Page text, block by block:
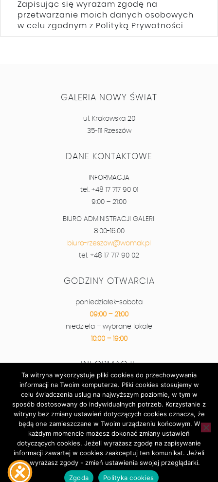
Zapisując się wyrażam zgodę na
przetwarzanie moich danych osobowych
w celu zgodnym z Polityką Prywatności.
GALERIA NOWY ŚWIAT
ul. Krakowska 20
35-111 Rzeszów
DANE KONTAKTOWE
INFORMACJA
tel. +48 17 717 90 01
9:00 – 21:00
BIURO ADMINISTRACJI GALERII
8:00-16:00
biuro-rzeszow@womak.pl
tel. +48 17 717 90 02
GODZINY OTWARCIA
poniedziałek-sobota
09:00 – 21:00
niedziela – wybrane lokale
10:00 – 19:00
INFORMACJE
Kontakt
Plan galerii
Super okazje
Wydarzenia
Parking
RODO
© 2026Centrum Handlowe Nowy Świat
Realizacja:PROFORMAT
Ta witryna wykorzystuje pliki cookies do przechowywania
informacji na Twoim komputerze. Pliki cookies stosujemy w
celu świadczenia usług na najwyższym poziomie, w tym w
sposób dostosowany do indywidualnych potrzeb. Korzystanie z
witryny bez zmiany ustawień dotyczących cookies oznacza, że
będą one zamieszczane w Twoim urządzeniu końcowym. W
każdym momencie możesz dokonać zmiany ustawień
dotyczących cookies. Jeżeli wyrażasz zgodę na zapisywanie
informacji zawartej w cookies zaakceptuj ten komunikat. Jeżeli
nie wyrażasz zgody - zmień ustawienia swojej przeglądarki.
Zgoda
Polityka cookies